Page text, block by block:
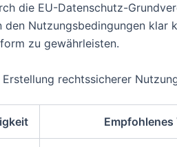
die EU-Datenschutz-
den Nutzungsbedingungen klar
zu gewährleisten.
rechtssicherer
Empfohlenes